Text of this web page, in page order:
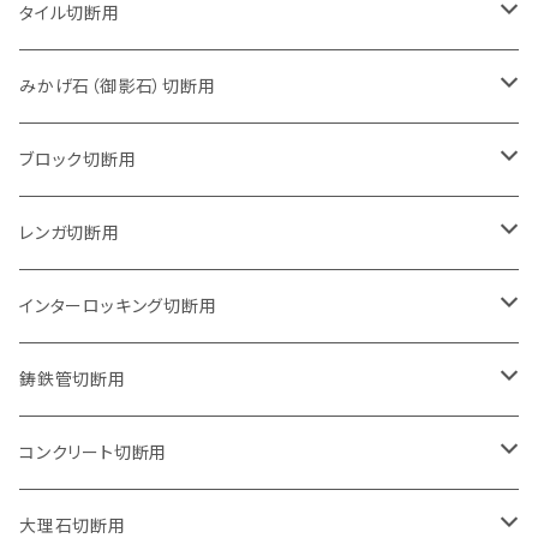
タイル切断用
105mm（4インチ）
125mm（5インチ）
グラインダー取付用
石井超硬電動切断機 取付用
みかげ石（御影石）切断用
105mm（4インチ）
セグメントタイプ
セグメントタイプ（ビス穴付き
125mm（5インチ）
セグメントタイプ
セグメントタイプ（ビス穴付き
150mm（6インチ）
セグメントタイプ
180mm（7インチ）
セグメントタイプ
205mm（8インチ）
セグメントタイプ
230mm（9インチ）
ブロック切断用
105mm（4インチ）
セグメントタイプ
ウェーブタイプ
125mm（5インチ）
セグメントタイプ
ウェーブタイプ
150mm（6インチ）
セグメントタイプ
ウェーブタイプ
180mm（7インチ）
セグメントタイプ
205mm（8インチ）
レンガ切断用
105mm（4インチ）
セグメントタイプ
ウェーブタイプ
125mm（5インチ）
セグメントタイプ
ウェーブタイプ
150mm（6インチ）
セグメントタイプ
180mm（7インチ）
インターロッキング切断用
105mm（4インチ）
セグメントタイプ
セグメントタイプ（ビス穴付き
125mm（5インチ）
セグメントタイプ
150mm（6インチ）
鋳鉄管切断用
105mm（4インチ）
セグメントタイプ
125mm（5インチ）
コンクリート切断用
105mm（4インチ）
大理石切断用